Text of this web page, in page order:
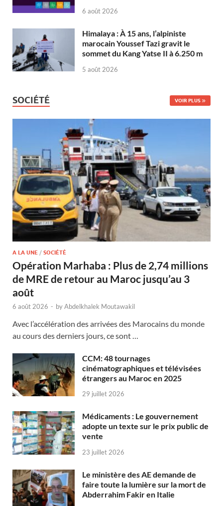
6 août 2026
Himalaya : À 15 ans, l’alpiniste
marocain Youssef Tazi gravit le
sommet du Kang Yatse II à 6.250 m
5 août 2026
SOCIÉTÉ VOIR PLUS
A LA UNE / SOCIÉTÉ
Opération Marhaba : Plus de 2,74 millions
de MRE de retour au Maroc jusqu’au 3
août
6 août 2026 - byAbdelkhalek Moutawakil
Avec l’accélération des arrivées des Marocains du monde
au cours des derniers jours, ce sont …
CCM: 48 tournages
cinématographiques et télévisées
étrangers au Maroc en 2025
29 juillet 2026
Médicaments : Le gouvernement
adopte un texte sur le prix public de
vente
23 juillet 2026
Le ministère des AE demande de
faire toute la lumière sur la mort de
Abderrahim Fakir en Italie